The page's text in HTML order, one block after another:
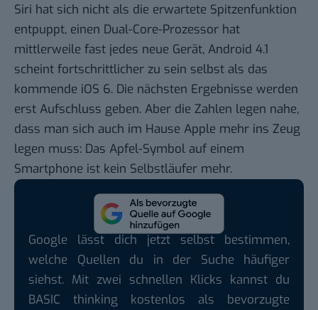
Siri hat sich nicht als die erwartete Spitzenfunktion
entpuppt, einen Dual-Core-Prozessor hat
mittlerweile fast jedes neue Gerät, Android 4.1
scheint fortschrittlicher zu sein selbst als das
kommende iOS 6. Die nächsten Ergebnisse werden
erst Aufschluss geben. Aber die Zahlen legen nahe,
dass man sich auch im Hause Apple mehr ins Zeug
legen muss: Das Apfel-Symbol auf einem
Smartphone ist kein Selbstläufer mehr.
Google lässt dich jetzt selbst bestimmen,
welche Quellen du in der Suche häufiger
siehst. Mit zwei schnellen Klicks kannst du
BASIC thinking kostenlos als bevorzugte